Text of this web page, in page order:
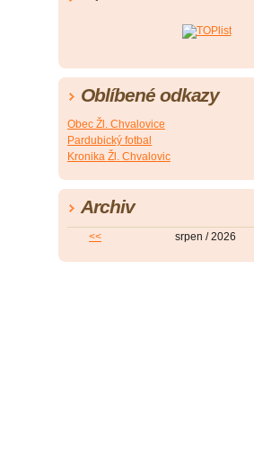
Oblíbené odkazy
Obec Žl. Chvalovice
Pardubický fotbal
Kronika Žl. Chvalovic
Archiv
<< srpen / 2026